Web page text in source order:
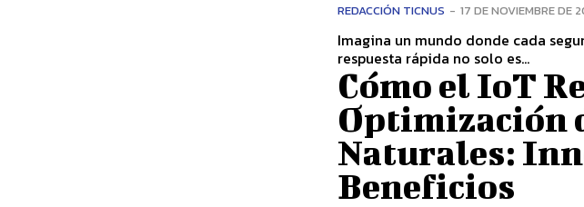
REDACCIÓN TICNUS - 17 DE NOVIEMBRE DE
Imagina un mundo donde cada
respuesta rápida no solo es...
Cómo el IoT
Optimización
Naturales:
Beneficios